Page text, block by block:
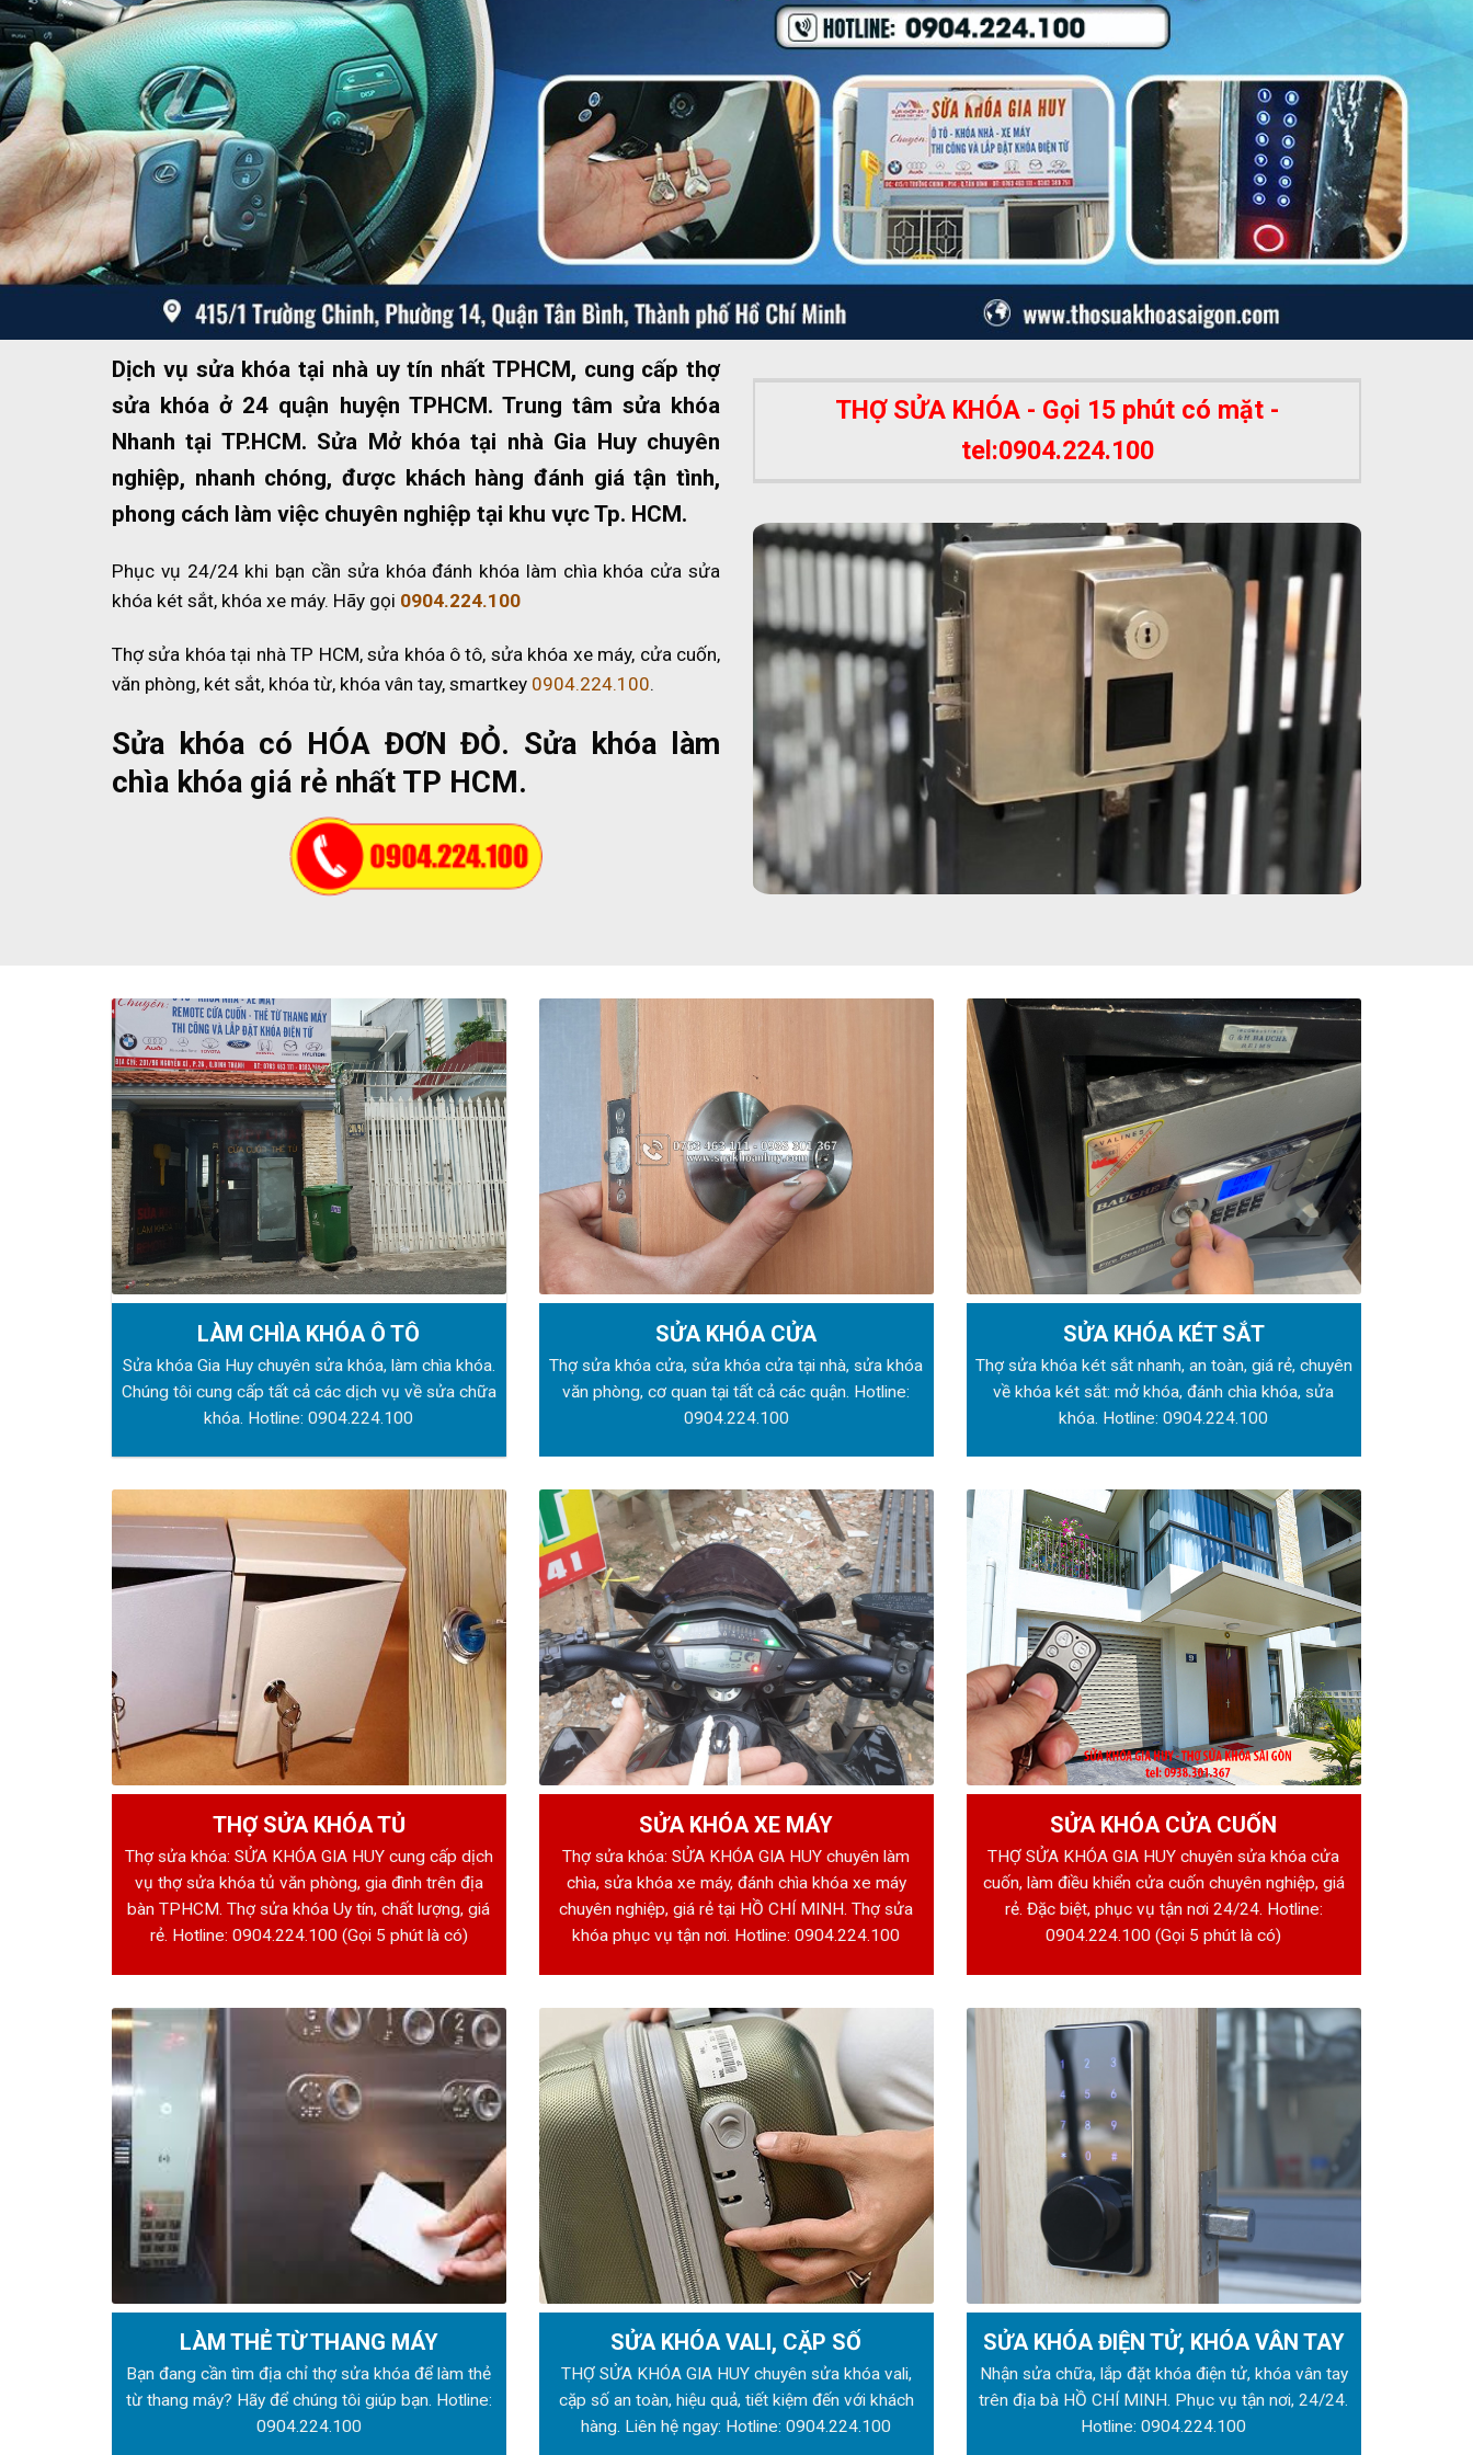
Dịch vụ sửa khóa tại nhà uy tín nhất TPHCM, cung cấp thợ
sửa khóa ở 24 quận huyện TPHCM. Trung tâm sửa khóa
Nhanh tại TP.HCM. Sửa Mở khóa tại nhà Gia Huy chuyên
nghiệp, nhanh chóng, được khách hàng đánh giá tận tình,
phong cách làm việc chuyên nghiệp tại khu vực Tp. HCM.
Phục vụ 24/24 khi bạn cần sửa khóa đánh khóa làm chìa khóa cửa sửa
khóa két sắt, khóa xe máy. Hãy gọi 0904.224.100
Thợ sửa khóa tại nhà TP HCM, sửa khóa ô tô, sửa khóa xe máy, cửa cuốn,
văn phòng, két sắt, khóa từ, khóa vân tay, smartkey 0904.224.100.
Sửa khóa có HÓA ĐƠN ĐỎ. Sửa khóa làm
chìa khóa giá rẻ nhất TP HCM.
THỢ SỬA KHÓA - Gọi 15 phút có mặt -
tel:0904.224.100
LÀM CHÌA KHÓA Ô TÔ
Sửa khóa Gia Huy chuyên sửa khóa, làm chìa khóa.
Chúng tôi cung cấp tất cả các dịch vụ về sửa chữa
khóa. Hotline:0904.224.100
SỬA KHÓA CỬA
Thợ sửa khóa cửa, sửa khóa cửa tại nhà, sửa khóa
văn phòng, cơ quan tại tất cả các quận. Hotline:
0904.224.100
SỬA KHÓA KÉT SẮT
Thợ sửa khóakét sắt nhanh, an toàn, giá rẻ, chuyên
về khóa két sắt: mở khóa, đánh chìa khóa, sửa
khóa. Hotline:0904.224.100
THỢ SỬA KHÓA TỦ
Thợ sửa khóa: SỬA KHÓA GIA HUY cung cấp dịch
vụ thợ sửa khóa tủ văn phòng, gia đình trên địa
bàn TPHCM. Thợ sửa khóa Uy tín, chất lượng, giá
rẻ. Hotline: 0904.224.100(Gọi 5 phút là có)
SỬA KHÓA XE MÁY
Thợ sửa khóa: SỬA KHÓA GIA HUY chuyên làm
chìa, sửa khóa xe máy, đánh chìa khóa xe máy
chuyên nghiệp, giá rẻ tại HỒ CHÍ MINH. Thợ sửa
khóa phục vụ tận nơi. Hotline:0904.224.100
SỬA KHÓA CỬA CUỐN
THỢ SỬA KHÓA GIA HUY chuyên sửa khóa cửa
cuốn, làm điều khiển cửa cuốn chuyên nghiệp, giá
rẻ. Đặc biệt, phục vụ tận nơi 24/24. Hotline:
0904.224.100 (Gọi 5 phút là có)
LÀM THẺ TỪ THANG MÁY
Bạn đang cần tìm địa chỉ thợ sửa khóa để làm thẻ
từ thang máy? Hãy để chúng tôi giúp bạn. Hotline:
0904.224.100
SỬA KHÓA VALI, CẶP SỐ
THỢ SỬA KHÓA GIA HUY chuyên sửa khóa vali,
cặp số an toàn, hiệu quả, tiết kiệm đến với khách
hàng. Liên hệ ngay: Hotline:0904.224.100
SỬA KHÓA ĐIỆN TỬ, KHÓA VÂN TAY
Nhận sửa chữa, lắp đặt khóa điện tử, khóa vân tay
trên địa bà HỒ CHÍ MINH. Phục vụ tận nơi, 24/24.
Hotline:0904.224.100